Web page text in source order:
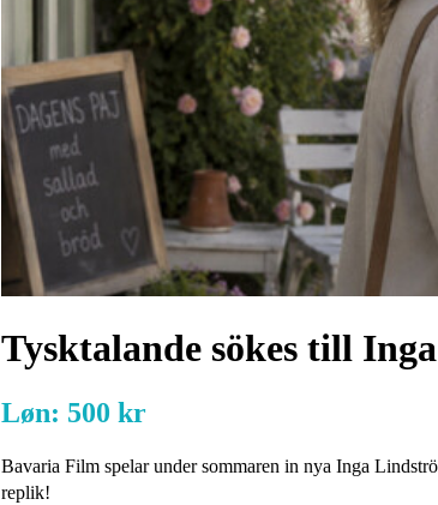
Tysktalande sökes till
Løn: 500 kr
Bavaria Film spelar under sommaren in nya Inga
replik!